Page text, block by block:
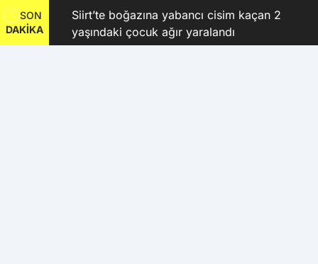
SON
DAKİKA
Siirt’te boğazına yabancı cisim kaçan 2
yaşındaki çocuk ağır yaralandı